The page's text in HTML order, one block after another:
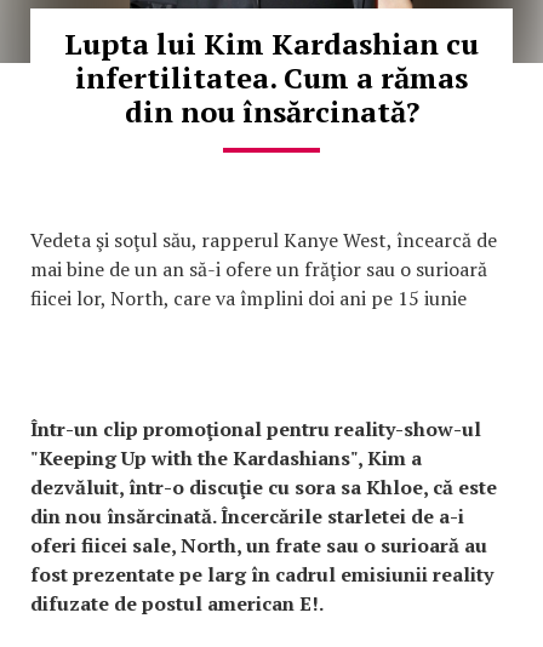
Lupta lui Kim Kardashian cu
infertilitatea. Cum a rămas
din nou însărcinată?
Vedeta şi soţul său, rapperul Kanye West, încearcă de
mai bine de un an să-i ofere un frăţior sau o surioară
fiicei lor, North, care va împlini doi ani pe 15 iunie
Într-un clip promoţional pentru reality-show-ul
"Keeping Up with the Kardashians", Kim a
dezvăluit, într-o discuţie cu sora sa Khloe, că este
din nou însărcinată. Încercările starletei de a-i
oferi fiicei sale, North, un frate sau o surioară au
fost prezentate pe larg în cadrul emisiunii reality
difuzate de postul american E!.